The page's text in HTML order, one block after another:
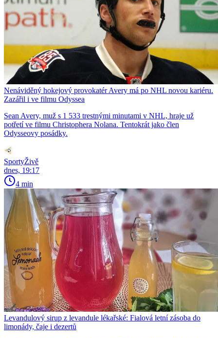
Nenáviděný hokejový provokatér Avery má po NHL novou kariéru.
Zazářil i ve filmu Odyssea
Sean Avery, muž s 1 533 trestnými minutami v NHL, hraje už
potřetí ve filmu Christophera Nolana. Tentokrát jako člen
Odysseovy posádky.
SportyŽivě
dnes, 19:17
4 min
Levandulový sirup z levandule lékařské: Fialová letní zásoba do
limonády, čaje i dezertů